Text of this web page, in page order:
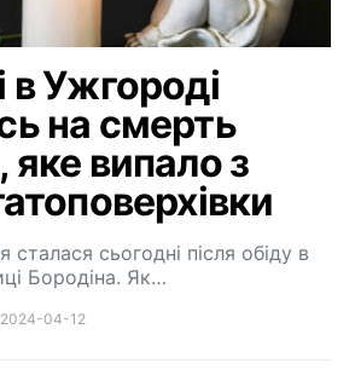
в Ужгороді
на смерть
випало з
сталася сьогодні після обіду в
Бородіна. Як…
2024-04-12